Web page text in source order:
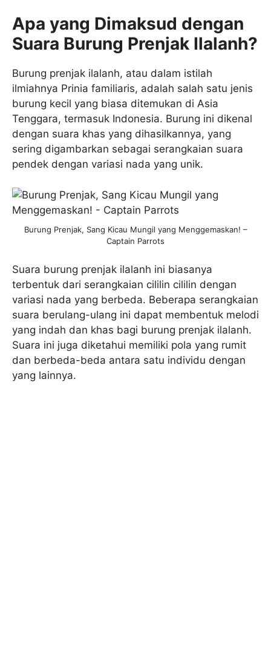
Apa yang Dimaksud dengan
Suara Burung Prenjak Ilalanh?
Burung prenjak ilalanh, atau dalam istilah
ilmiahnya Prinia familiaris, adalah salah satu jenis
burung kecil yang biasa ditemukan di Asia
Tenggara, termasuk Indonesia. Burung ini dikenal
dengan suara khas yang dihasilkannya, yang
sering digambarkan sebagai serangkaian suara
pendek dengan variasi nada yang unik.
Burung Prenjak, Sang Kicau Mungil yang Menggemaskan! –
Captain Parrots
Suara burung prenjak ilalanh ini biasanya
terbentuk dari serangkaian cililin cililin dengan
variasi nada yang berbeda. Beberapa serangkaian
suara berulang-ulang ini dapat membentuk melodi
yang indah dan khas bagi burung prenjak ilalanh.
Suara ini juga diketahui memiliki pola yang rumit
dan berbeda-beda antara satu individu dengan
yang lainnya.